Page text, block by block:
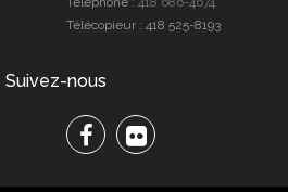
Télécopieur : 418 525-8193
Suivez-nous
FacebookFlickr